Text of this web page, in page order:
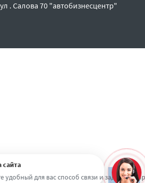
. Салова 70 "автобизнесцентр"
Наверх
сайта
удобный для вас способ связи и задайте